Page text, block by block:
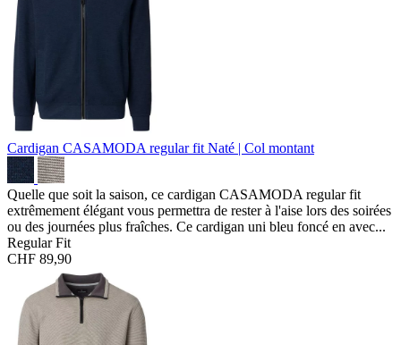
Cardigan CASAMODA regular fit Naté | Col montant
Quelle que soit la saison, ce cardigan CASAMODA regular fit
extrêmement élégant vous permettra de rester à l'aise lors des soirées
ou des journées plus fraîches. Ce cardigan uni bleu foncé en avec...
Regular Fit
CHF 89,90